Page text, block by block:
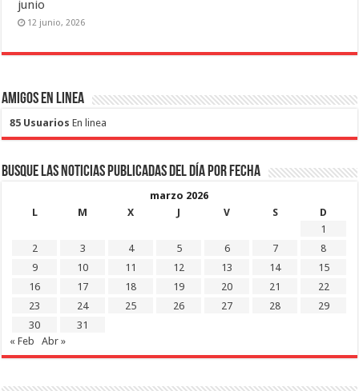
junio
12 junio, 2026
Amigos en Linea
85 Usuarios En linea
Busque las noticias publicadas del día por fecha
marzo 2026
L
M X J V S
D
1
2
3 4 5 6 7
8
9
10 11 12 13 14
15
16
17 18 19 20 21
22
23
24 25 26 27 28
29
30
31
« Feb
Abr »